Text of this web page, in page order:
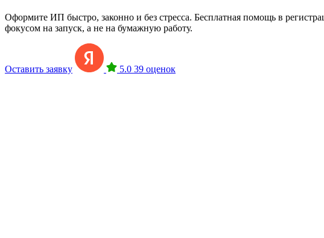
Оформите ИП быстро, законно и без стресса. Бесплатная помощь в
фокусом на запуск, а не на бумажную работу.
Оставить заявку 5.0 39 оценок